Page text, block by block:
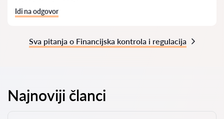
Idi na odgovor
Sva pitanja o Financijska kontrola i regulacija
Najnoviji članci